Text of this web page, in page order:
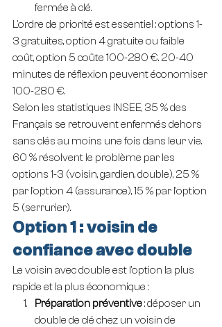
fermée à clé.
L'ordre de priorité est essentiel : options 1-
3 gratuites, option 4 gratuite ou faible
coût, option 5 coûte 100-280 €. 20-40
minutes de réflexion peuvent économiser
100-280 €.
Selon les statistiques INSEE, 35 % des
Français se retrouvent enfermés dehors
sans clés au moins une fois dans leur vie.
60 % résolvent le problème par les
options 1-3 (voisin, gardien, double), 25 %
par l'option 4 (assurance), 15 % par l'option
5 (serrurier).
Option 1 : voisin de
confiance avec double
Le voisin avec double est l'option la plus
rapide et la plus économique :
Préparation préventive : déposer un
double de clé chez un voisin de